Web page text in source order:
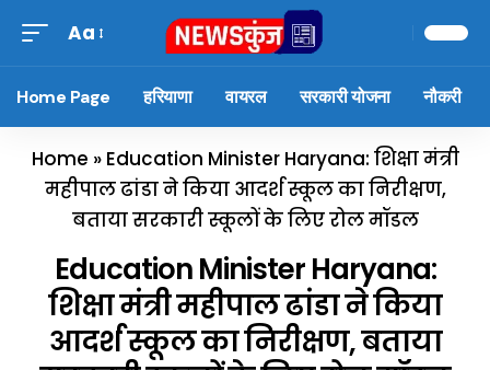
Aa
Home Page हरियाणा वायरल सरकारी योजना नौकरी
Home » Education Minister Haryana: शिक्षा मंत्री
महीपाल ढांडा ने किया आदर्श स्कूल का निरीक्षण,
बताया सरकारी स्कूलों के लिए रोल मॉडल
Education Minister Haryana:
शिक्षा मंत्री महीपाल ढांडा ने किया
आदर्श स्कूल का निरीक्षण, बताया